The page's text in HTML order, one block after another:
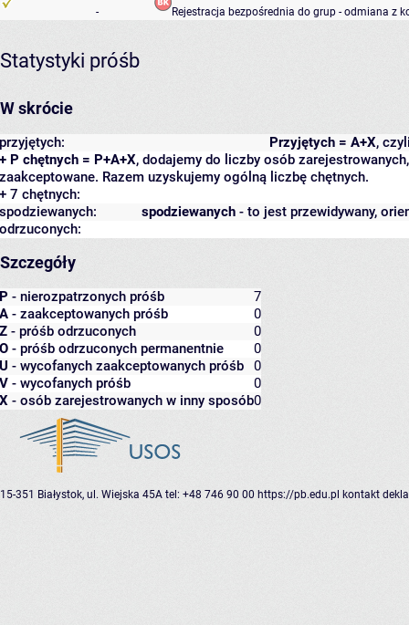
- Rejestracja bezpośrednia do grup - odmiana z
Statystyki próśb
W skrócie
Przyjętych = A+X,
przyjętych:
+ P chętnych = P+A+X, dodajemy do liczby osób
zaakceptowane. Razem uzyskujemy ogólną liczbę chętnych.
+ 7 chętnych:
spodziewanych - to jest przewidywany,
spodziewanych:
odrzuconych:
Szczegóły
P - nierozpatrzonych próśb
7
A - zaakceptowanych próśb
0
Z - próśb odrzuconych
0
O - próśb odrzuconych permanentnie
0
U - wycofanych zaakceptowanych próśb
0
V - wycofanych próśb
0
X - osób zarejestrowanych w inny sposób0
15-351 Białystok, ul. Wiejska 45A tel: +48 746 90 00 https://pb.edu.pl kontakt